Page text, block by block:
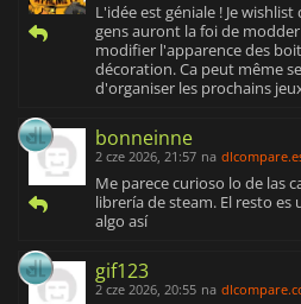
L'idée est géniale ! Je
gens auront la foi de
modifier l'apparence des
décoration. Ca peut même
d'organiser les prochains
bonneinne
2 cze 2026, 21:57 na
Me parece curioso lo de las
librería de steam. El resto
algo así
gif123
2 cze 2026, 20:55 na